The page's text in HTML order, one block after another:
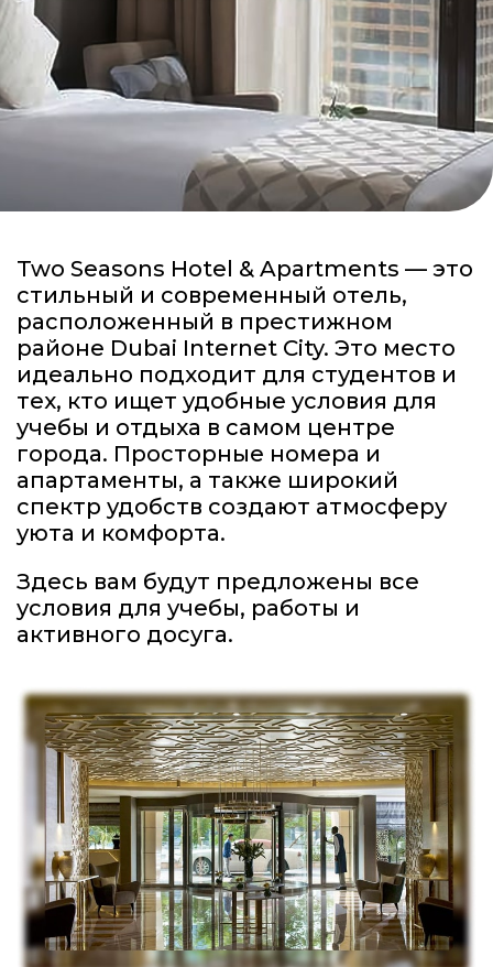
Two Seasons Hotel & Apartments — это
стильный и современный отель,
расположенный в престижном
районе Dubai Internet City. Это место
идеально подходит для студентов и
тех, кто ищет удобные условия для
учебы и отдыха в самом центре
города. Просторные номера и
апартаменты, а также широкий
спектр удобств создают атмосферу
уюта и комфорта.
Здесь вам будут предложены все
условия для учебы, работы и
активного досуга.